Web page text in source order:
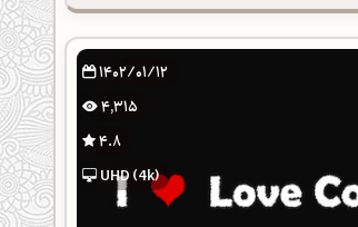
1402/01/12
4,315
4.8
UHD (4k)